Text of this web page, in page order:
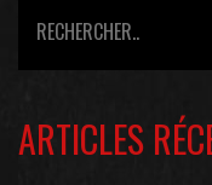
ARTICLES